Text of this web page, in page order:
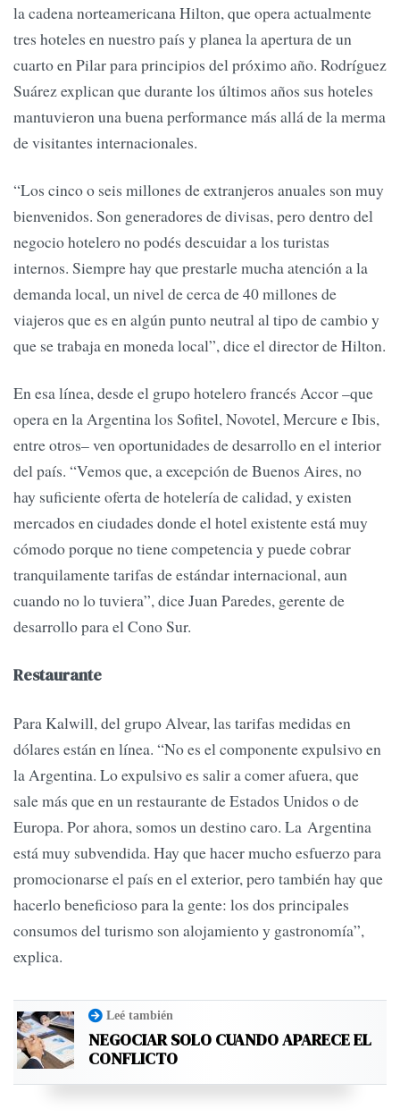
la cadena norteamericana Hilton, que opera actualmente
tres hoteles en nuestro país y planea la apertura de un
cuarto en Pilar para principios del próximo año. Rodríguez
Suárez explican que durante los últimos años sus hoteles
mantuvieron una buena performance más allá de la merma
de visitantes internacionales.
“Los cinco o seis millones de extranjeros anuales son muy
bienvenidos. Son generadores de divisas, pero dentro del
negocio hotelero no podés descuidar a los turistas
internos. Siempre hay que prestarle mucha atención a la
demanda local, un nivel de cerca de 40 millones de
viajeros que es en algún punto neutral al tipo de cambio y
que se trabaja en moneda local”, dice el director de Hilton.
En esa línea, desde el grupo hotelero francés Accor –que
opera en la Argentina los Sofitel, Novotel, Mercure e Ibis,
entre otros– ven oportunidades de desarrollo en el interior
del país. “Vemos que, a excepción de Buenos Aires, no
hay suficiente oferta de hotelería de calidad, y existen
mercados en ciudades donde el hotel existente está muy
cómodo porque no tiene competencia y puede cobrar
tranquilamente tarifas de estándar internacional, aun
cuando no lo tuviera”, dice Juan Paredes, gerente de
desarrollo para el Cono Sur.
Restaurante
Para Kalwill, del grupo Alvear, las tarifas medidas en
dólares están en línea. “No es el componente expulsivo en
la Argentina. Lo expulsivo es salir a comer afuera, que
sale más que en un restaurante de Estados Unidos o de
Europa. Por ahora, somos un destino caro. La Argentina
está muy subvendida. Hay que hacer mucho esfuerzo para
promocionarse el país en el exterior, pero también hay que
hacerlo beneficioso para la gente: los dos principales
consumos del turismo son alojamiento y gastronomía”,
explica.
Leé también
NEGOCIAR SOLO CUANDO APARECE EL
CONFLICTO